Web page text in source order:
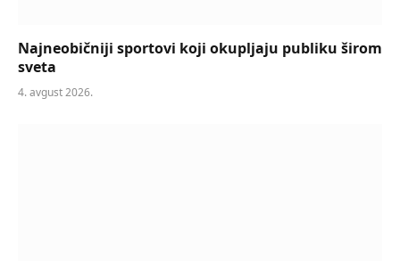
Najneobičniji sportovi koji okupljaju publiku širom
sveta
4. avgust 2026.